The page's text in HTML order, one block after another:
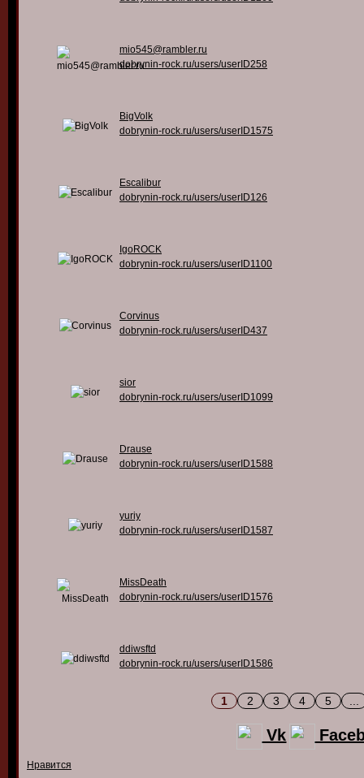
mio545@rambler.ru
dobrynin-rock.ru/users/userID258
BigVolk
dobrynin-rock.ru/users/userID1575
Escalibur
dobrynin-rock.ru/users/userID126
IgoROCK
dobrynin-rock.ru/users/userID1100
Corvinus
dobrynin-rock.ru/users/userID437
sior
dobrynin-rock.ru/users/userID1099
Drause
dobrynin-rock.ru/users/userID1588
yuriy
dobrynin-rock.ru/users/userID1587
MissDeath
dobrynin-rock.ru/users/userID1576
ddiwsftd
dobrynin-rock.ru/users/userID1586
1 2 3 4 5
Vk
Нравится